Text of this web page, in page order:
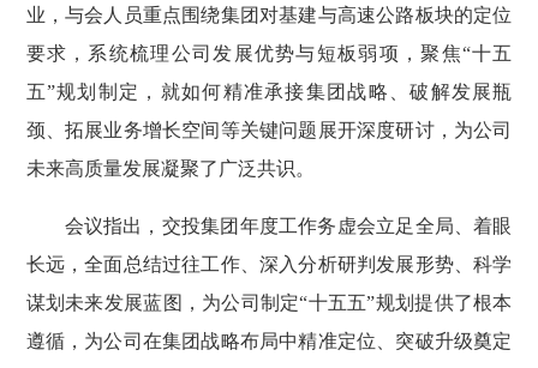
业，与会人员重点围绕集团对基建与高速公路板块的定位
要求，系统梳理公司发展优势与短板弱项，聚焦“十五
五”规划制定，就如何精准承接集团战略、破解发展瓶
颈、拓展业务增长空间等关键问题展开深度研讨，为公司
未来高质量发展凝聚了广泛共识。
会议指出，交投集团年度工作务虚会立足全局、着眼
长远，全面总结过往工作、深入分析研判发展形势、科学
谋划未来发展蓝图，为公司制定“十五五”规划提供了根本
遵循，为公司在集团战略布局中精准定位、突破升级奠定